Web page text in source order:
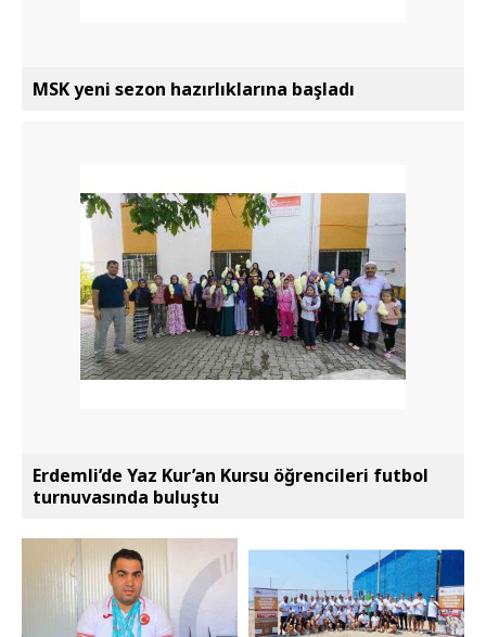
MSK yeni sezon hazırlıklarına başladı
Erdemli’de Yaz Kur’an Kursu öğrencileri futbol
turnuvasında buluştu